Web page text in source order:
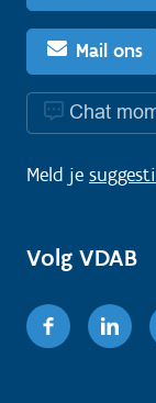
Mail ons
Chat
Meld je
Volg VDAB